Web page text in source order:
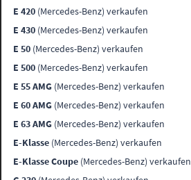
E 420 (Mercedes-Benz) verkaufen
E 430 (Mercedes-Benz) verkaufen
E 50 (Mercedes-Benz) verkaufen
E 500 (Mercedes-Benz) verkaufen
E 55 AMG (Mercedes-Benz) verkaufen
E 60 AMG (Mercedes-Benz) verkaufen
E 63 AMG (Mercedes-Benz) verkaufen
E-Klasse (Mercedes-Benz) verkaufen
E-Klasse Coupe (Mercedes-Benz) verkaufen